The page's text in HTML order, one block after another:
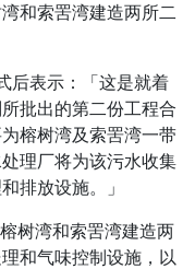
和索罟湾建造两所二
表示：「这是就着
批出的第二份工程合
榕树湾及索罟湾一带
理厂将为该污水收集
排放设施。」
树湾和索罟湾建造两
和气味控制设施，以